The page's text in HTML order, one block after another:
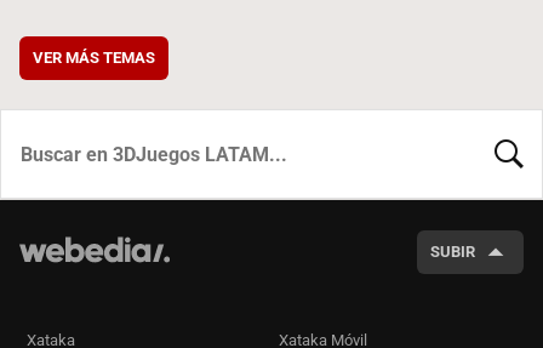
VER MÁS TEMAS
SUBIR
Xataka Xataka Móvil